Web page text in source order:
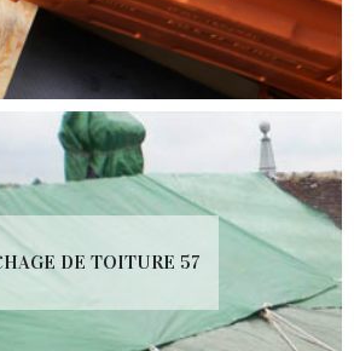
DE TOITURE 57